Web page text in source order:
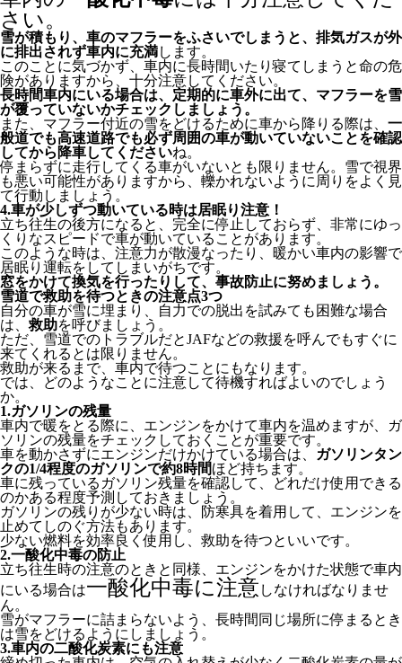
さい。
雪が積もり、車のマフラーをふさいでしまうと、排気ガスが外
に排出されず車内に充満します。
このことに気づかず、車内に長時間いたり寝てしまうと命の危
険がありますから、十分注意してください。
長時間車内にいる場合は、定期的に車外に出て、マフラーを雪
が覆っていないかチェックしましょう。
また、マフラー付近の雪をどけるために車から降りる際は、 一
般道でも高速道路でも必ず周囲の車が動いていないことを確認
してから降車してくださいね。
停まらずに走行してくる車がいないとも限りません。雪で視界
も悪い可能性がありますから、轢かれないように周りをよく見
て行動しましょう。
4.車が少しずつ動いている時は居眠り注意！
立ち往生の後方になると、完全に停止しておらず、非常にゆっ
くりなスピードで車が動いていることがあります。
このような時は、注意力が散漫なったり、暖かい車内の影響で
居眠り運転をしてしまいがちです。
窓をかけて換気を行ったりして、事故防止に努めましょう。
雪道で救助を待つときの注意点3つ
自分の車が雪に埋まり、自力での脱出を試みても困難な場合
は、救助を呼びましょう。
ただ、雪道でのトラブルだとJAFなどの救援を呼んでもすぐに
来てくれるとは限りません。
救助が来るまで、車内で待つことにもなります。
では、どのようなことに注意して待機すればよいのでしょう
か。
1.ガソリンの残量
車内で暖をとる際に、エンジンをかけて車内を温めますが、ガ
ソリンの残量をチェックしておくことが重要です。
車を動かさずにエンジンだけかけている場合は、
ガソリンタン
クの1/4程度のガソリンで約8時間ほど持ちます。
車に残っているガソリン残量を確認して、どれだけ使用できる
のかある程度予測しておきましょう。
ガソリンの残りが少ない時は、防寒具を着用して、エンジンを
止めてしのぐ方法もあります。
少ない燃料を効率良く使用し、救助を待つといいです。
2.一酸化中毒の防止
立ち往生時の注意のときと同様、エンジンをかけた状態で車内
にいる場合は一酸化中毒に注意 しなければなりませ
ん。
雪がマフラーに詰まらないよう、長時間同じ場所に停まるとき
は雪をどけるようにしましょう。
3.車内の二酸化炭素にも注意